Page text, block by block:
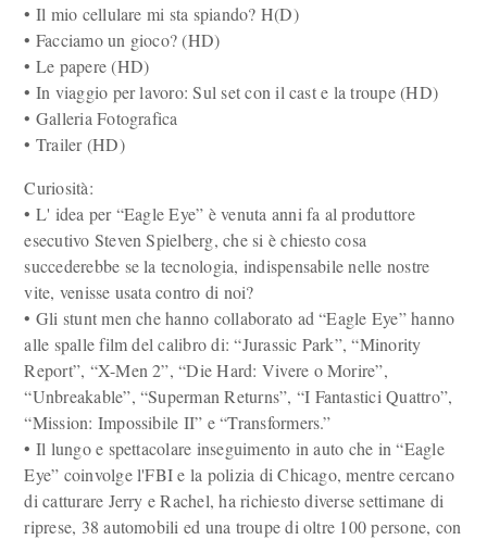
• Il mio cellulare mi sta spiando? H(D)
• Facciamo un gioco? (HD)
• Le papere (HD)
• In viaggio per lavoro: Sul set con il cast e la troupe (HD)
• Galleria Fotografica
• Trailer (HD)
Curiosità:
• L' idea per “Eagle Eye” è venuta anni fa al produttore
esecutivo Steven Spielberg, che si è chiesto cosa
succederebbe se la tecnologia, indispensabile nelle nostre
vite, venisse usata contro di noi?
• Gli stunt men che hanno collaborato ad “Eagle Eye” hanno
alle spalle film del calibro di: “Jurassic Park”, “Minority
Report”, “X-Men 2”, “Die Hard: Vivere o Morire”,
“Unbreakable”, “Superman Returns”, “I Fantastici Quattro”,
“Mission: Impossibile II” e “Transformers.”
• Il lungo e spettacolare inseguimento in auto che in “Eagle
Eye” coinvolge l'FBI e la polizia di Chicago, mentre cercano
di catturare Jerry e Rachel, ha richiesto diverse settimane di
riprese, 38 automobili ed una troupe di oltre 100 persone, con